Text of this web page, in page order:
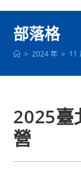
部落格
> 2024 年 > 11
2025臺
營